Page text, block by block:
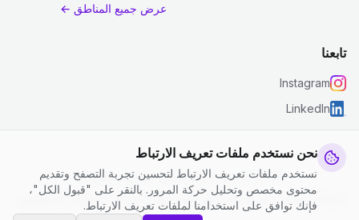
نحن نستخدم ملفات تعريف الارتباط
نستخدم ملفات تعريف الارتباط لتحسين تجربة التصفح وتقديم
محتوى مخصص وتحليل حركة المرور. بالنقر على "قبول الكل"،
فإنك توافق على استخدامنا لملفات تعريف الارتباط.
عرض جميع المناطق ←
تابعنا
Instagram
LinkedIn
© 2026 جست كلين. جميع الحقوق محفوظة.
سياسة الخصوصية
الشروط والأحكام | إعدادات ملفات تعريف الارتباط